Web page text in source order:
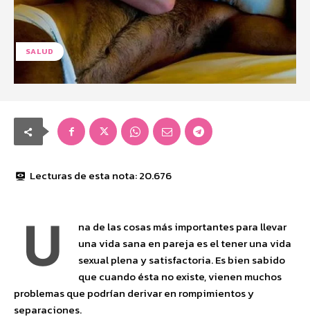
SALUD
Lecturas de esta nota:20.676
U
na de las cosas más importantes para llevar
una vida sana en pareja es el tener una vida
sexual plena y satisfactoria. Es bien sabido
que cuando ésta no existe, vienen muchos
problemas que podrían derivar en rompimientos y
separaciones.